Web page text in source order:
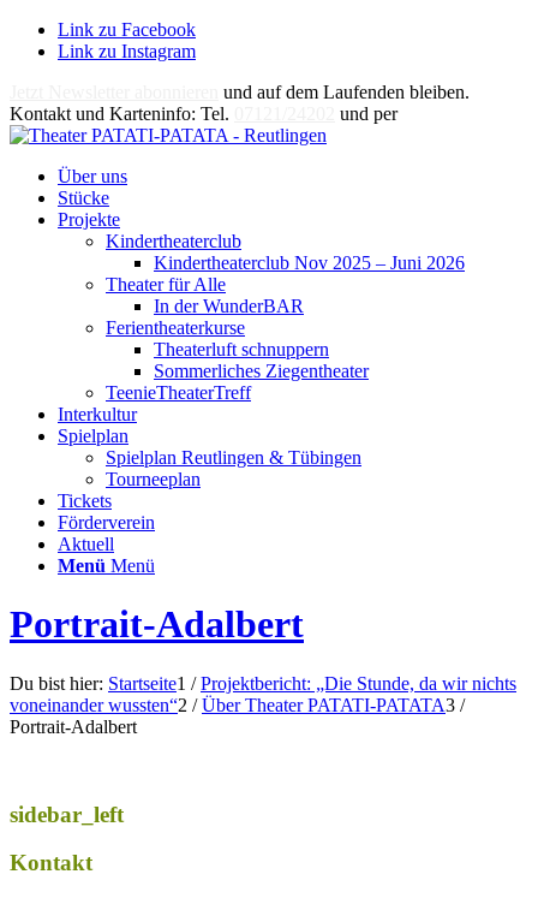
Link zu Facebook
Link zu Instagram
und auf dem Laufenden bleiben.
Kontakt und Karteninfo: Tel.
und per
Über uns
Stücke
Projekte
Kindertheaterclub
Kindertheaterclub Nov 2025 – Juni 2026
Theater für Alle
In der WunderBAR
Ferientheaterkurse
Theaterluft schnuppern
Sommerliches Ziegentheater
TeenieTheaterTreff
Interkultur
Spielplan
Spielplan Reutlingen & Tübingen
Tourneeplan
Tickets
Förderverein
Aktuell
Menü Menü
Portrait-Adalbert
Du bist hier: Startseite1 / Projektbericht: „Die Stunde, da wir nichts
voneinander wussten“2 / Über Theater PATATI-PATATA3 /
Portrait-Adalbert
sidebar_left
Kontakt